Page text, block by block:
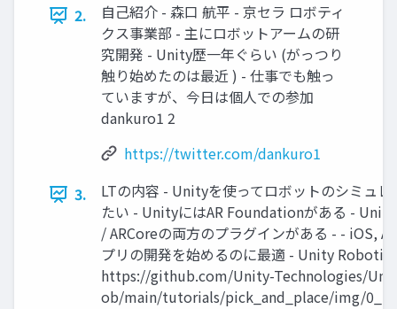
2.
自己紹介 - 森口 航平 - 京セラ ロボティ
クス事業部 - 主にロボットアームの研
究開発 - Unity歴一年ぐらい (がっつり
触り始めたのは最近 ) - 仕事でも触っ
ていますが、今日は個人での参加
dankuro1 2
https://twitter.com/dankuro1
3.
LTの内容 - Unityを使ってロボットのシミュ
たい - UnityにはAR Foundationがある -
/ ARCoreの両方のプラグインがある - - iOS,
プリの開発を始めるのに最適 - Unity
https://github.com/Unity-Technologies/
ob/main/tutorials/pick_and_place/img/